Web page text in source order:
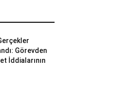
Görevden
İddialarının